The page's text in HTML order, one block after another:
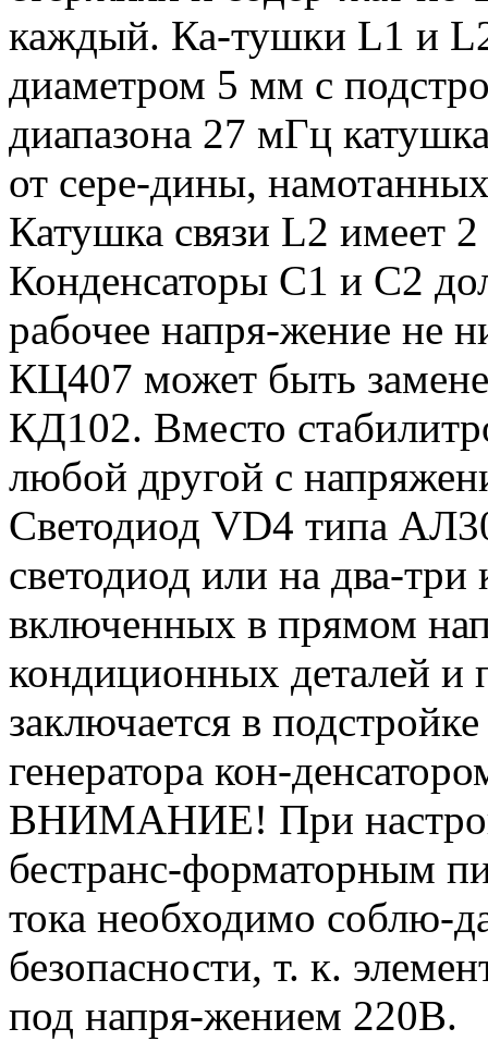
каждый. Ка-тушки L1 и
диаметром 5 мм с
диапазона 27 мГц
от сере-дины,
Катушка связи L2 имеет
Конденсаторы С1 и С2
рабочее напря-жение не
КЦ407 может быть
КД102. Вместо
любой другой с
Светодиод VD4 типа
светодиод или на два-
включенных в прямом
кондиционных деталей и
заключается в
генератора кон-
ВНИМАНИЕ! При
бестранс-форматорным
тока необходимо соблю-
безопасности, т. к.
под напря-жением 220В.